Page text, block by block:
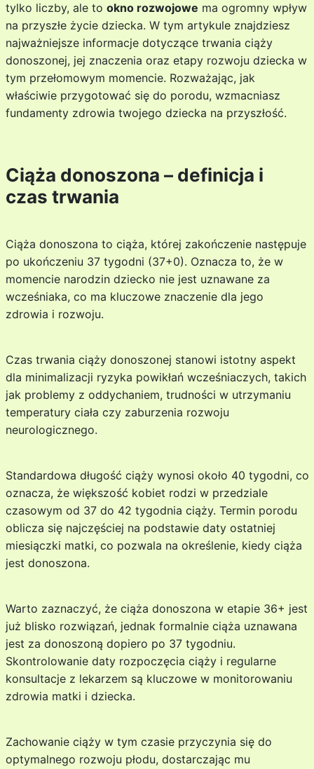
tylko liczby, ale to okno rozwojowe ma ogromny wpływ
na przyszłe życie dziecka. W tym artykule znajdziesz
najważniejsze informacje dotyczące trwania ciąży
donoszonej, jej znaczenia oraz etapy rozwoju dziecka w
tym przełomowym momencie. Rozważając, jak
właściwie przygotować się do porodu, wzmacniasz
fundamenty zdrowia twojego dziecka na przyszłość.
Ciąża donoszona – definicja i
czas trwania
Ciąża donoszona to ciąża, której zakończenie następuje
po ukończeniu 37 tygodni (37+0). Oznacza to, że w
momencie narodzin dziecko nie jest uznawane za
wcześniaka, co ma kluczowe znaczenie dla jego
zdrowia i rozwoju.
Czas trwania ciąży donoszonej stanowi istotny aspekt
dla minimalizacji ryzyka powikłań wcześniaczych, takich
jak problemy z oddychaniem, trudności w utrzymaniu
temperatury ciała czy zaburzenia rozwoju
neurologicznego.
Standardowa długość ciąży wynosi około 40 tygodni, co
oznacza, że większość kobiet rodzi w przedziale
czasowym od 37 do 42 tygodnia ciąży. Termin porodu
oblicza się najczęściej na podstawie daty ostatniej
miesiączki matki, co pozwala na określenie, kiedy ciąża
jest donoszona.
Warto zaznaczyć, że ciąża donoszona w etapie 36+ jest
już blisko rozwiązań, jednak formalnie ciąża uznawana
jest za donoszoną dopiero po 37 tygodniu.
Skontrolowanie daty rozpoczęcia ciąży i regularne
konsultacje z lekarzem są kluczowe w monitorowaniu
zdrowia matki i dziecka.
Zachowanie ciąży w tym czasie przyczynia się do
optymalnego rozwoju płodu, dostarczając mu